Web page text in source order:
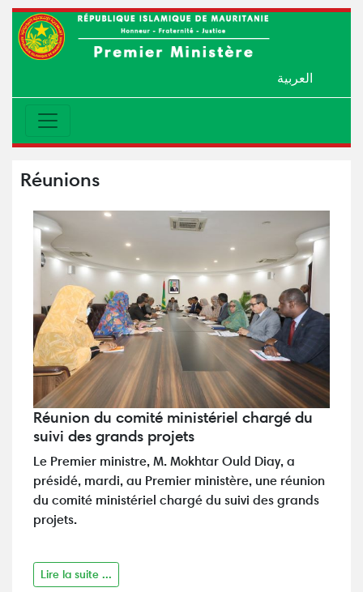
العربية
Réunions
Réunion du comité ministériel chargé du
suivi des grands projets
Le Premier ministre, M. Mokhtar Ould Diay, a
présidé, mardi, au Premier ministère, une réunion
du comité ministériel chargé du suivi des grands
projets.
Lire la suite ...